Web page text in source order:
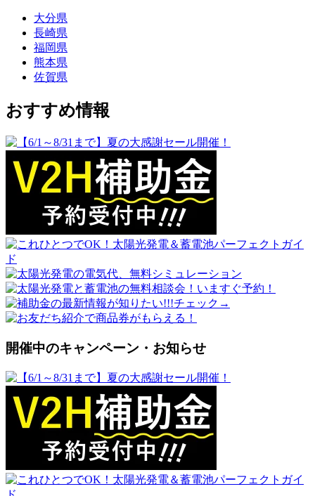
大分県
長崎県
福岡県
熊本県
佐賀県
おすすめ情報
開催中のキャンペーン・お知らせ